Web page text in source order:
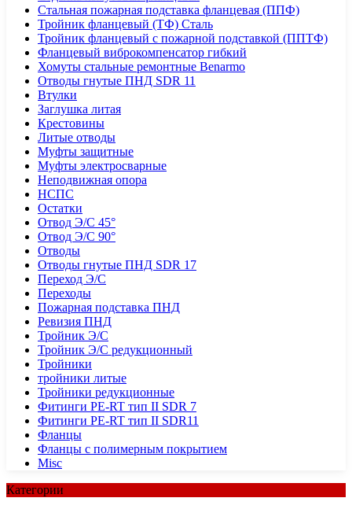
Стальная пожарная подставка фланцевая (ППФ)
Тройник фланцевый (ТФ) Сталь
Тройник фланцевый с пожарной подставкой (ППТФ)
Фланцевый виброкомпенсатор гибкий
Хомуты стальные ремонтные Benarmo
Отводы гнутые ПНД SDR 11
Втулки
Заглушка литая
Крестовины
Литые отводы
Муфты защитные
Муфты электросварные
Неподвижная опора
НСПС
Остатки
Отвод Э/С 45°
Отвод Э/С 90°
Отводы
Отводы гнутые ПНД SDR 17
Переход Э/С
Переходы
Пожарная подставка ПНД
Ревизия ПНД
Тройник Э/С
Тройник Э/С редукционный
Тройники
тройники литые
Тройники редукционные
Фитинги PE-RT тип II SDR 7
Фитинги PE-RT тип II SDR11
Фланцы
Фланцы с полимерным покрытием
Misc
Категории